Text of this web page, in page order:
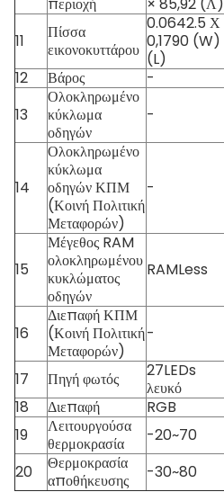
11
Πίσσα
εικονοκυττάρου
0.0642.5 Χ
0,1790 (W)
(L)
12
Βάρος -
13
Ολοκληρωμένο
κύκλωμα
οδηγών
-
14
Ολοκληρωμένο
κύκλωμα
οδηγών ΚΠΜ
(Κοινή Πολιτική
Μεταφορών)
-
15
Μέγεθος RAM
ολοκληρωμένου
κυκλώματος
οδηγών
RAMLess
16
Διεπαφή ΚΠΜ
(Κοινή Πολιτική
Μεταφορών)
-
17 Πηγή φωτός
27LEDs
λευκό
18
Διεπαφή RGB
19
Λειτουργούσα
θερμοκρασία
-20~70
20
Θερμοκρασία
αποθήκευσης
-30~80